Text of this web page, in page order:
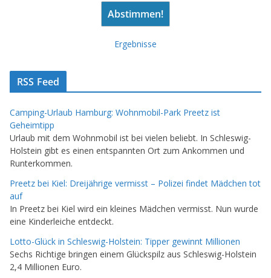
Ergebnisse
RSS Feed
Camping-Urlaub Hamburg: Wohnmobil-Park Preetz ist
Geheimtipp
Urlaub mit dem Wohnmobil ist bei vielen beliebt. In Schleswig-
Holstein gibt es einen entspannten Ort zum Ankommen und
Runterkommen.
Preetz bei Kiel: Dreijährige vermisst – Polizei findet Mädchen tot
auf
In Preetz bei Kiel wird ein kleines Mädchen vermisst. Nun wurde
eine Kinderleiche entdeckt.
Lotto-Glück in Schleswig-Holstein: Tipper gewinnt Millionen
Sechs Richtige bringen einem Glückspilz aus Schleswig-Holstein
2,4 Millionen Euro.